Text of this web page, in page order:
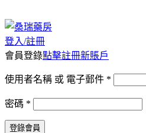
登入/註冊
會員登錄點擊註冊新賬戶
使用者名稱 或 電子郵件 *
密碼 *
登錄會員